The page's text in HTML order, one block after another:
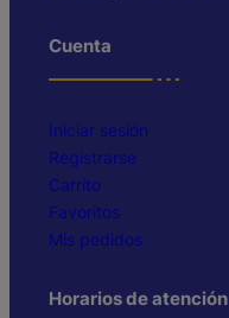
Cuenta
Iniciar sesión
Registrarse
Carrito
Favoritos
Mis pedidos
Horarios de atención